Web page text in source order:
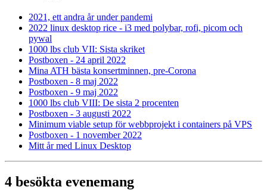
2021, ett andra år under pandemi
2022 linux desktop rice - i3 med polybar, rofi, picom och
pywal
1000 lbs club VII: Sista skriket
Postboxen - 24 april 2022
Mina ATH bästa konsertminnen, pre-Corona
Postboxen - 8 maj 2022
Postboxen - 9 maj 2022
1000 lbs club VIII: De sista 2 procenten
Postboxen - 3 augusti 2022
Minimum viable setup för webbprojekt i containers på VPS
Postboxen - 1 november 2022
Mitt år med Linux Desktop
4 besökta evenemang